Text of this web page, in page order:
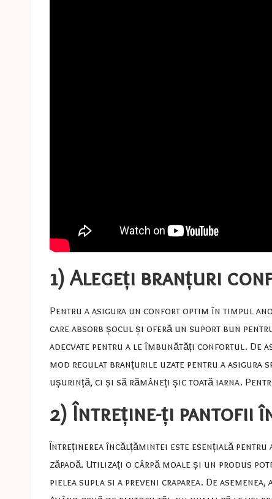
1) Alegeți branțuri
Pentru a asigura un confort optim în timpul
care absorb șocul și oferă un suport bun
adecvate pentru a le îmbunătăți confortul. De
mod regulat branțurile uzate pentru a asigura
ușurință, ci și să rămâneți șic toată iarna.
2) Întreține-ți pantofii
Întreținerea încălțămintei este esențială pentru
zăpadă. Utilizați o cârpă moale și un produs
pielea supla si a preveni craparea. De